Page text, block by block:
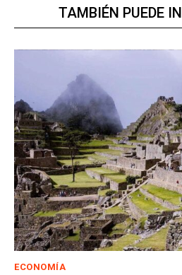
TAMBIÉN PUEDE
ECONOMÍA